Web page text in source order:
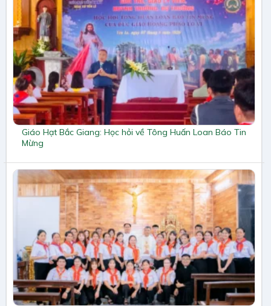
Giáo Hạt Bắc Giang: Học hỏi về Tông Huấn Loan Báo Tin
Mừng